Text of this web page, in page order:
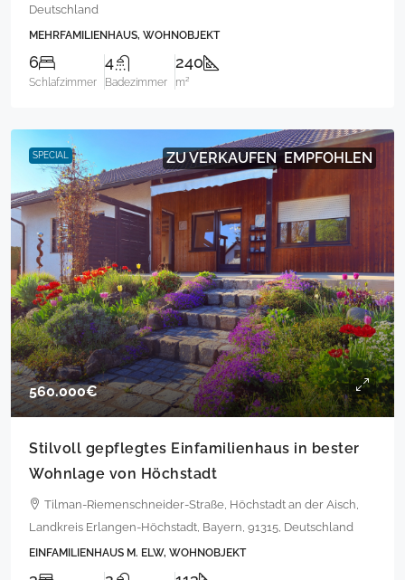
Deutschland
MEHRFAMILIENHAUS, WOHNOBJEKT
6
Schlafzimmer
4
Badezimmer
240
m²
SPECIAL ZU VERKAUFEN EMPFOHLEN
560.000€
Stilvoll gepflegtes Einfamilienhaus in bester
Wohnlage von Höchstadt
Tilman-Riemenschneider-Straße, Höchstadt an der Aisch,
Landkreis Erlangen-Höchstadt, Bayern, 91315, Deutschland
EINFAMILIENHAUS M. ELW, WOHNOBJEKT